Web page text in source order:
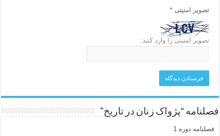
تصویر امنیتی*
تصویر امنیتی را وارد کنید:
فصلنامه “پژواک زنان در تاریخ”
فصلنامه دوره 1